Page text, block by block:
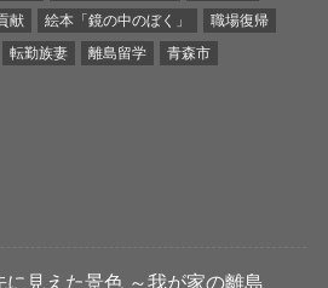
献 絵本「鏡の中のぼく」
職場復帰
転勤族妻 離島留学 青森市
に見えた景色 ～我が家の離島